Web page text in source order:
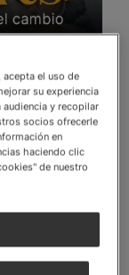
sin romper
sin alejar a
el uso de
su experiencia
audiencia y recopilar
socios ofrecerle
en
haciendo clic
de nuestro